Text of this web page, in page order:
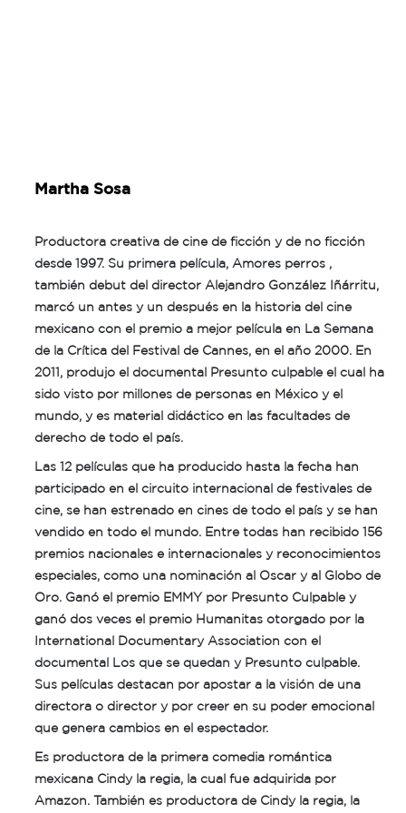
Martha Sosa
Productora creativa de cine de ficción y de no ficción
desde 1997. Su primera película, Amores perros ,
también debut del director Alejandro González Iñárritu,
marcó un antes y un después en la historia del cine
mexicano con el premio a mejor película en La Semana
de la Crítica del Festival de Cannes, en el año 2000. En
2011, produjo el documental Presunto culpable el cual ha
sido visto por millones de personas en México y el
mundo, y es material didáctico en las facultades de
derecho de todo el país.
Las 12 películas que ha producido hasta la fecha han
participado en el circuito internacional de festivales de
cine, se han estrenado en cines de todo el país y se han
vendido en todo el mundo. Entre todas han recibido 156
premios nacionales e internacionales y reconocimientos
especiales, como una nominación al Oscar y al Globo de
Oro. Ganó el premio EMMY por Presunto Culpable y
ganó dos veces el premio Humanitas otorgado por la
International Documentary Association con el
documental Los que se quedan y Presunto culpable.
Sus películas destacan por apostar a la visión de una
directora o director y por creer en su poder emocional
que genera cambios en el espectador.
Es productora de la primera comedia romántica
mexicana Cindy la regia, la cual fue adquirida por
Amazon. También es productora de Cindy la regia, la